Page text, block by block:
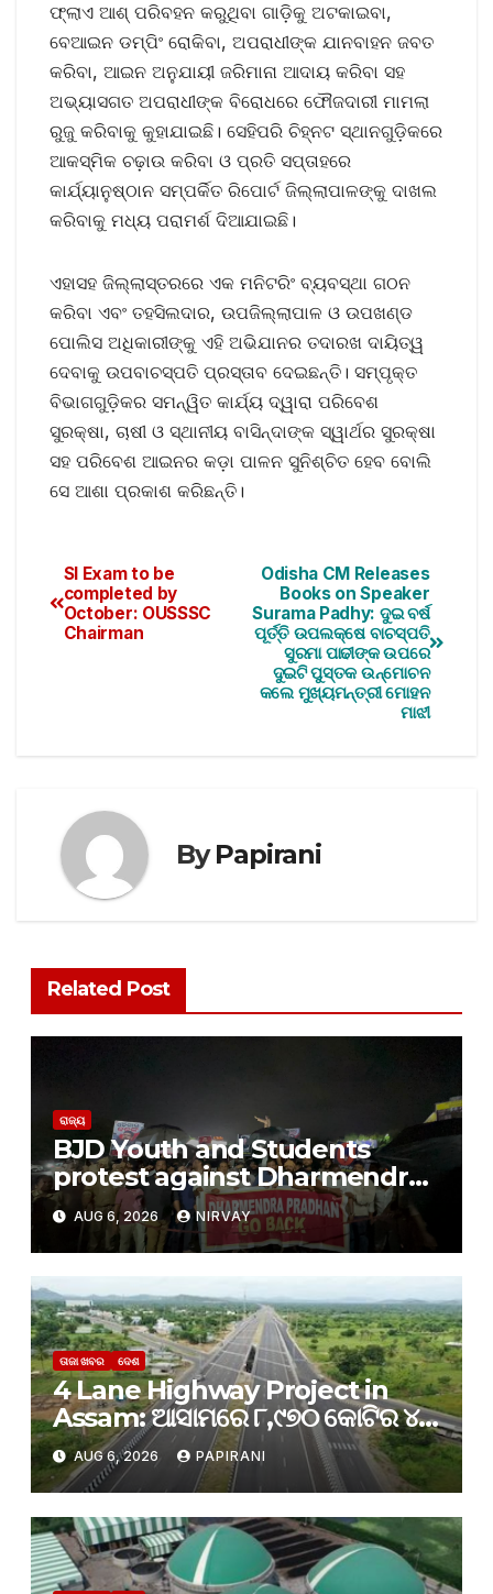
ଫ୍ଲାଏ ଆଶ୍‌ ପରିବହନ କରୁଥିବା ଗାଡ଼ିକୁ ଅଟକାଇବା,
ବେଆଇନ ଡମ୍ପିଂ ରୋକିବା, ଅପରାଧୀଙ୍କ ଯାନବାହନ ଜବତ
କରିବା, ଆଇନ ଅନୁଯାୟୀ ଜରିମାନା ଆଦାୟ କରିବା ସହ
ଅଭ୍ୟାସଗତ ଅପରାଧୀଙ୍କ ବିରୋଧରେ ଫୌଜଦାରୀ ମାମଲା
ରୁଜୁ କରିବାକୁ କୁହାଯାଇଛି। ସେହିପରି ଚିହ୍ନଟ ସ୍ଥାନଗୁଡ଼ିକରେ
ଆକସ୍ମିକ ଚଢ଼ାଉ କରିବା ଓ ପ୍ରତି ସପ୍ତାହରେ
କାର୍ଯ୍ୟାନୁଷ୍ଠାନ ସମ୍ପର୍କିତ ରିପୋର୍ଟ ଜିଲ୍ଲାପାଳଙ୍କୁ ଦାଖଲ
କରିବାକୁ ମଧ୍ୟ ପରାମର୍ଶ ଦିଆଯାଇଛି।
ଏହାସହ ଜିଲ୍ଲାସ୍ତରରେ ଏକ ମନିଟରିଂ ବ୍ୟବସ୍ଥା ଗଠନ
କରିବା ଏବଂ ତହସିଲଦାର, ଉପଜିଲ୍ଲାପାଳ ଓ ଉପଖଣ୍ଡ
ପୋଲିସ ଅଧିକାରୀଙ୍କୁ ଏହି ଅଭିଯାନର ତଦାରଖ ଦାୟିତ୍ୱ
ଦେବାକୁ ଉପବାଚସ୍ପତି ପ୍ରସ୍ତାବ ଦେଇଛନ୍ତି। ସମ୍ପୃକ୍ତ
ବିଭାଗଗୁଡ଼ିକର ସମନ୍ୱିତ କାର୍ଯ୍ୟ ଦ୍ୱାରା ପରିବେଶ
ସୁରକ୍ଷା, ଚାଷୀ ଓ ସ୍ଥାନୀୟ ବାସିନ୍ଦାଙ୍କ ସ୍ୱାର୍ଥର ସୁରକ୍ଷା
ସହ ପରିବେଶ ଆଇନର କଡ଼ା ପାଳନ ସୁନିଶ୍ଚିତ ହେବ ବୋଲି
ସେ ଆଶା ପ୍ରକାଶ କରିଛନ୍ତି।
Odisha CM Releases
Books on Speaker
Surama Padhy: ଦୁଇ ବର୍ଷ
ପୂର୍ତ୍ତି ଉପଲକ୍ଷେ ବାଚସ୍ପତି
ସୁରମା ପାଢୀଙ୍କ ଉପରେ
ଦୁଇଟି ପୁସ୍ତକ ଉନ୍ମୋଚନ
କଲେ ମୁଖ୍ୟମନ୍ତ୍ରୀ ମୋହନ
ମାଝୀ
SI Exam to be
completed by
October: OUSSSC
Chairman
ByPapirani
Related Post
ରାଜ୍ୟ
BJD Youth and Students
protest against Dharmendra
Pradhan
AUG 6, 2026 NIRVAY
ତାଜା ଖବର ଦେଶ
4 Lane Highway Project in
Assam: ଆସାମରେ ୮,୯୭୦ କୋଟିର ୪-
ଲେନ୍ ରାଜପଥ ପ୍ରକଳ୍ପକୁ କ୍ୟାବିନେଟ୍
ମଞ୍ଜୁରୀ
AUG 6, 2026 PAPIRANI